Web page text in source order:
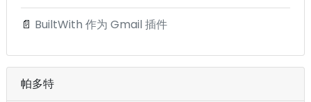
📄 BuiltWith 作为 Gmail 插件
帕多特